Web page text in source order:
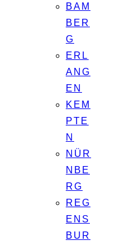
BAM
BER
G
ERL
ANG
EN
KEM
PTE
N
NÜR
NBE
RG
REG
ENS
BUR